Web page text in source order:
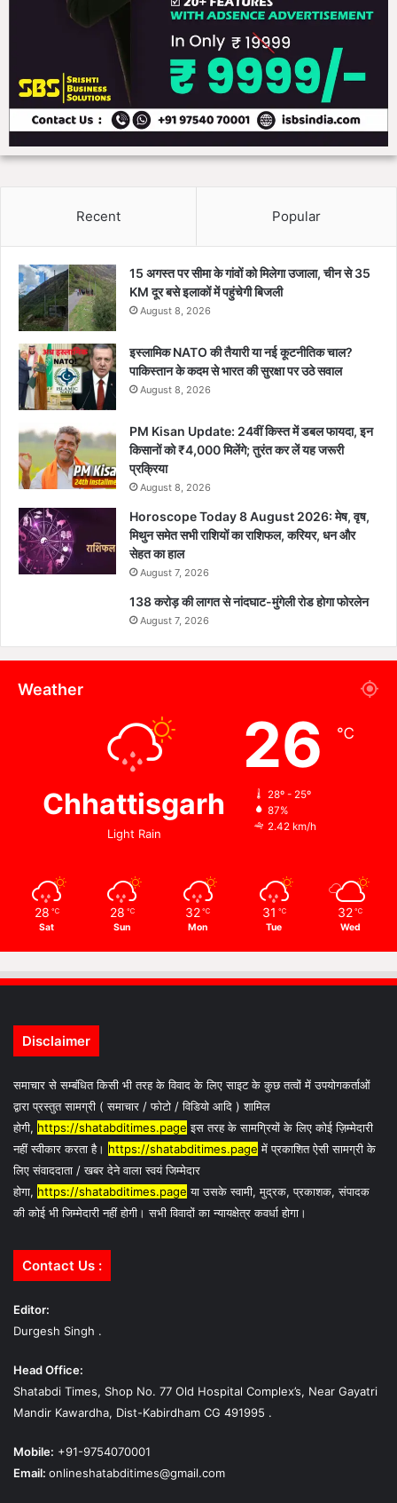
Recent Popular
15 अगस्त पर सीमा के गांवों को मिलेगा उजाला, चीन से 35
KM दूर बसे इलाकों में पहुंचेगी बिजली
August 8, 2026
इस्लामिक NATO की तैयारी या नई कूटनीतिक चाल?
पाकिस्तान के कदम से भारत की सुरक्षा पर उठे सवाल
August 8, 2026
PM Kisan Update: 24वीं किस्त में डबल फायदा, इन
किसानों को ₹4,000 मिलेंगे; तुरंत कर लें यह जरूरी
प्रक्रिया
August 8, 2026
Horoscope Today 8 August 2026: मेष, वृष,
मिथुन समेत सभी राशियों का राशिफल, करियर, धन और
सेहत का हाल
August 7, 2026
138 करोड़ की लागत से नांदघाट-मुंगेली रोड होगा फोरलेन
August 7, 2026
Weather
Chhattisgarh
Light Rain
26 ℃
28º - 25º
87%
2.42 km/h
28 ℃
Sat
28 ℃
Sun
32 ℃
Mon
31 ℃
Tue
32 ℃
Wed
Disclaimer
समाचार से सम्बंधित किसी भी तरह के विवाद के लिए साइट के कुछ तत्वों में उपयोगकर्ताओं
द्वारा प्रस्तुत सामग्री ( समाचार / फोटो / विडियो आदि ) शामिल
होगी, https://shatabditimes.page इस तरह के सामग्रियों के लिए कोई ज़िम्मेदारी
नहीं स्वीकार करता है। https://shatabditimes.page में प्रकाशित ऐसी सामग्री के
लिए संवाददाता / खबर देने वाला स्वयं जिम्मेदार
होगा, https://shatabditimes.page या उसके स्वामी, मुद्रक, प्रकाशक, संपादक
की कोई भी जिम्मेदारी नहीं होगी। सभी विवादों का न्यायक्षेत्र कवर्धा होगा।
Contact Us :
Editor:
Durgesh Singh .
Head Office:
Shatabdi Times, Shop No. 77 Old Hospital Complex’s, Near Gayatri
Mandir Kawardha, Dist-Kabirdham CG 491995 .
Mobile: +91-9754070001
Email: onlineshatabditimes@gmail.com